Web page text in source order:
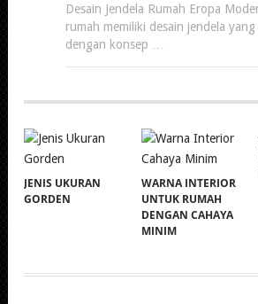
Desain Jendela Rumah Eropa
rumah memiliki desain jendela yang
dengan konsep …
JENIS UKURAN
GORDEN
WARNA INTERIOR
UNTUK RUMAH
DENGAN CAHAYA
MINIM